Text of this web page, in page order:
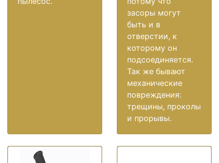
засоры могут
быть и в
отверстии, к
которому он
подсоединяется.
Так же бывают
механические
повреждения:
трещины, проколы
и прорывы.